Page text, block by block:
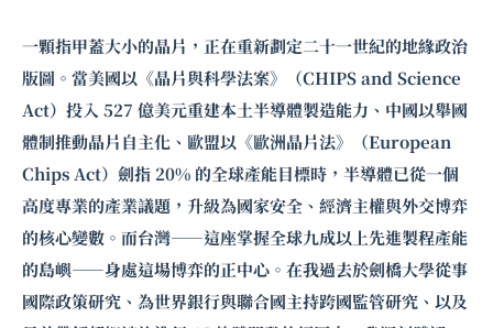
一顆指甲蓋大小的晶片，正在重新劃定二十一世紀的地緣政治
版圖。當美國以《晶片與科學法案》（CHIPS and Science
Act）投入 527 億美元重建本土半導體製造能力、中國以舉國
體制推動晶片自主化、歐盟以《歐洲晶片法》（European
Chips Act）劍指 20% 的全球產能目標時，半導體已從一個
高度專業的產業議題，升級為國家安全、經濟主權與外交博弈
的核心變數。而台灣——這座掌握全球九成以上先進製程產能
的島嶼——身處這場博弈的正中心。在我過去於劍橋大學從事
國際政策研究、為世界銀行與聯合國主持跨國監管研究、以及